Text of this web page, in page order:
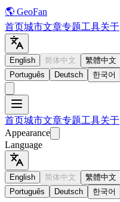
🌎 GeoFan
首页城市文章专题工具关于
English 简体中文 繁體中文
Português
Deutsch 한국어
首页城市文章专题工具关于
Appearance
Language
English 简体中文 繁體中文
Português
Deutsch 한국어